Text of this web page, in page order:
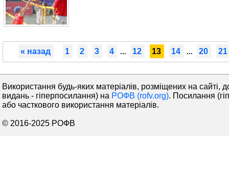
« назад 1 2 3 4 ... 12 13 14 ... 20 21
Використання будь-яких матеріалів, розміщених на сайті,
видань - гіперпосилання) на РОФВ (rofv.org). Посилання
або часткового використання матеріалів.
© 2016-2025 РОФВ